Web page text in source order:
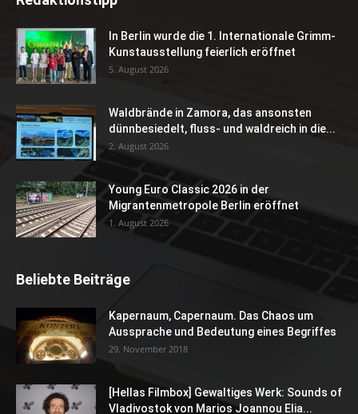
In Berlin wurde die 1. Internationale Grimm-
Kunstausstellung feierlich eröffnet
5. August 2026
Waldbrände in Zamora, das ansonsten
dünnbesiedelt, fluss- und waldreich in die...
2. August 2026
Young Euro Classic 2026 in der
Migrantenmetropole Berlin eröffnet
1. August 2026
Beliebte Beiträge
Kapernaum, Capernaum. Das Chaos um
Aussprache und Bedeutung eines Begriffes
29. November 2018
[Hellas Filmbox] Gewaltiges Werk: Sounds of
Vladivostok von Marios Joannou Elia...